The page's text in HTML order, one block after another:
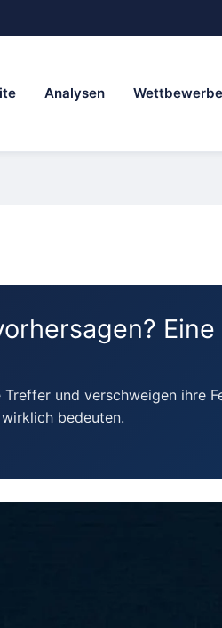
Analysen Wettbewerbe
und verschweigen ihre
bedeuten.